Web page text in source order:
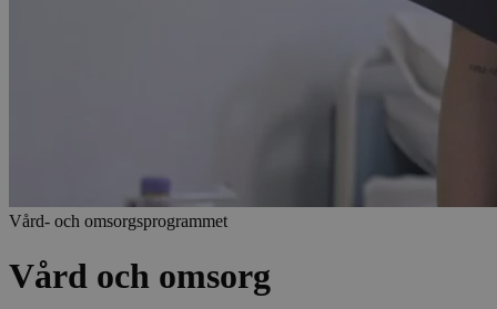
Vård- och omsorgsprogrammet
Vård och omsorg